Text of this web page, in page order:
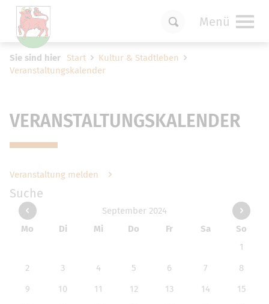
Menü
Sie sind hier Start
Kultur & Stadtleben
Veranstaltungskalender
VERANSTALTUNGSKALENDER
Veranstaltung melden
Suche
September 2024
Mo
Di Mi Do Fr Sa
So
1
2
3 4 5 6 7
8
9
10 11 12 13 14
15
vornehmen zu können wird die Berechtigung
fürfunktionale Cookies